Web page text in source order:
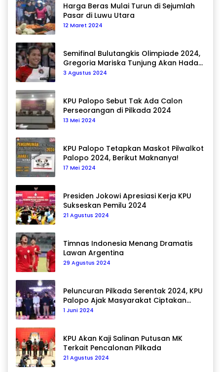
Harga Beras Mulai Turun di Sejumlah
Pasar di Luwu Utara
12 Maret 2024
Semifinal Bulutangkis Olimpiade 2024,
Gregoria Mariska Tunjung Akan Hadapi
Pemain Asal Korea Selatan
3 Agustus 2024
KPU Palopo Sebut Tak Ada Calon
Perseorangan di Pilkada 2024
13 Mei 2024
KPU Palopo Tetapkan Maskot Pilwalkot
Palopo 2024, Berikut Maknanya!
17 Mei 2024
Presiden Jokowi Apresiasi Kerja KPU
Sukseskan Pemilu 2024
21 Agustus 2024
Timnas Indonesia Menang Dramatis
Lawan Argentina
29 Agustus 2024
Peluncuran Pilkada Serentak 2024, KPU
Palopo Ajak Masyarakat Ciptakan
Pilkada Damai
1 Juni 2024
KPU Akan Kaji Salinan Putusan MK
Terkait Pencalonan Pilkada
21 Agustus 2024